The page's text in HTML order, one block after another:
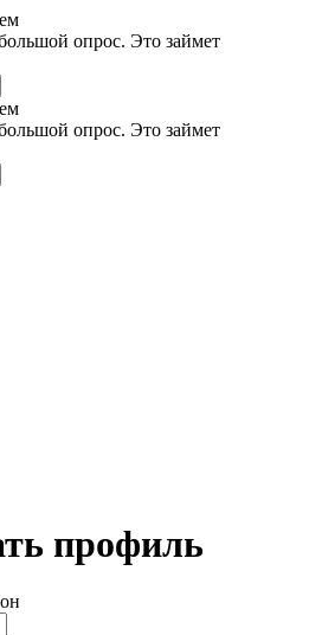
опрос. Это займет
опрос. Это займет
профиль